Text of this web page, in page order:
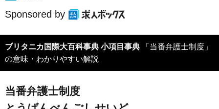
Sponsored by
ブリタニカ国際大百科事典 小項目事典 「当番弁護士制度」
の意味・わかりやすい解説
当番弁護士制度